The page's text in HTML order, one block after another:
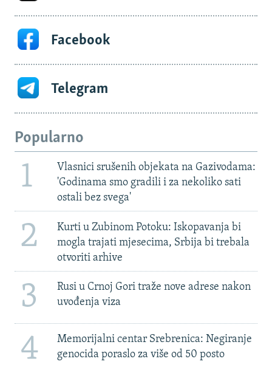
Facebook
Telegram
Popularno
1
Vlasnici srušenih objekata na Gazivodama:
'Godinama smo gradili i za nekoliko sati
ostali bez svega'
2
Kurti u Zubinom Potoku: Iskopavanja bi
mogla trajati mjesecima, Srbija bi trebala
otvoriti arhive
3
Rusi u Crnoj Gori traže nove adrese nakon
uvođenja viza
4
Memorijalni centar Srebrenica: Negiranje
genocida poraslo za više od 50 posto